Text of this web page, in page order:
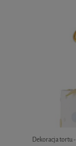
Dekoracja tortu